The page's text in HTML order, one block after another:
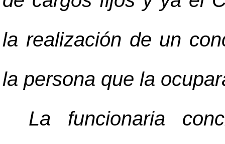
la realización de un
la persona que la
La funcionaria